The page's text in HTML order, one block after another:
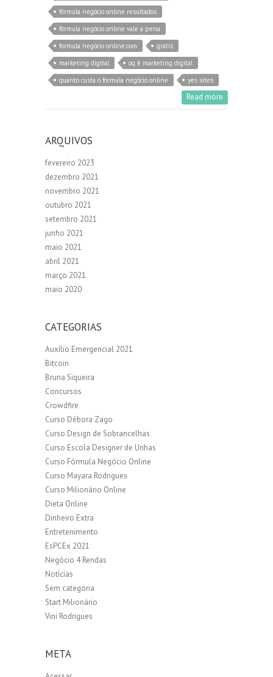
fórmula negócio online resultados
fórmula negócio online vale a pena
formula negócio online.com
gratis
marketing digital
oq é marketing digital
quanto custa o formula negócio online
yes sites
Read more
ARQUIVOS
fevereiro 2023
dezembro 2021
novembro 2021
outubro 2021
setembro 2021
junho 2021
maio 2021
abril 2021
março 2021
maio 2020
CATEGORIAS
Auxílio Emergencial 2021
Bitcoin
Bruna Siqueira
Concursos
Crowdfire
Curso Débora Zago
Curso Design de Sobrancelhas
Curso Escola Designer de Unhas
Curso Fórmula Negócio Online
Curso Mayara Rodrigues
Curso Milionário Online
Dieta Online
Dinheiro Extra
Entretenimento
EsPCEx 2021
Negócio 4 Rendas
Notícias
Sem categoria
Start Milionário
Vini Rodrigues
META